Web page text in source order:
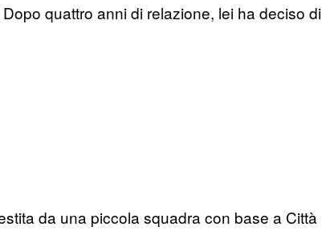
quattro anni di relazione, lei ha deciso di
da una piccola squadra con base a Città